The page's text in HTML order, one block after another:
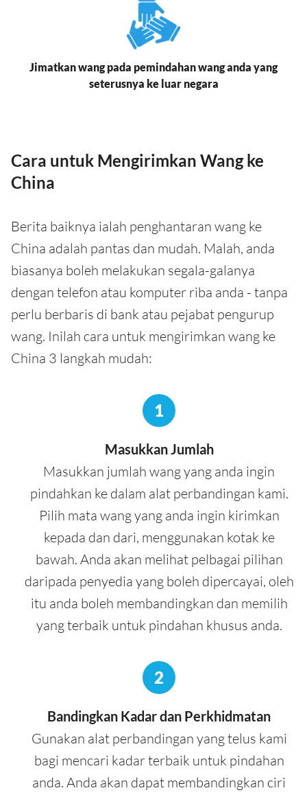
Jimatkan wang pada pemindahan wang anda yang
seterusnya ke luar negara
Cara untuk Mengirimkan Wang ke
China
Berita baiknya ialah penghantaran wang ke
China adalah pantas dan mudah. Malah, anda
biasanya boleh melakukan segala-galanya
dengan telefon atau komputer riba anda - tanpa
perlu berbaris di bank atau pejabat pengurup
wang. Inilah cara untuk mengirimkan wang ke
China 3 langkah mudah:
1
Masukkan Jumlah
Masukkan jumlah wang yang anda ingin
pindahkan ke dalam alat perbandingan kami.
Pilih mata wang yang anda ingin kirimkan
kepada dan dari, menggunakan kotak ke
bawah. Anda akan melihat pelbagai pilihan
daripada penyedia yang boleh dipercayai, oleh
itu anda boleh membandingkan dan memilih
yang terbaik untuk pindahan khusus anda.
2
Bandingkan Kadar dan Perkhidmatan
Gunakan alat perbandingan yang telus kami
bagi mencari kadar terbaik untuk pindahan
anda. Anda akan dapat membandingkan ciri